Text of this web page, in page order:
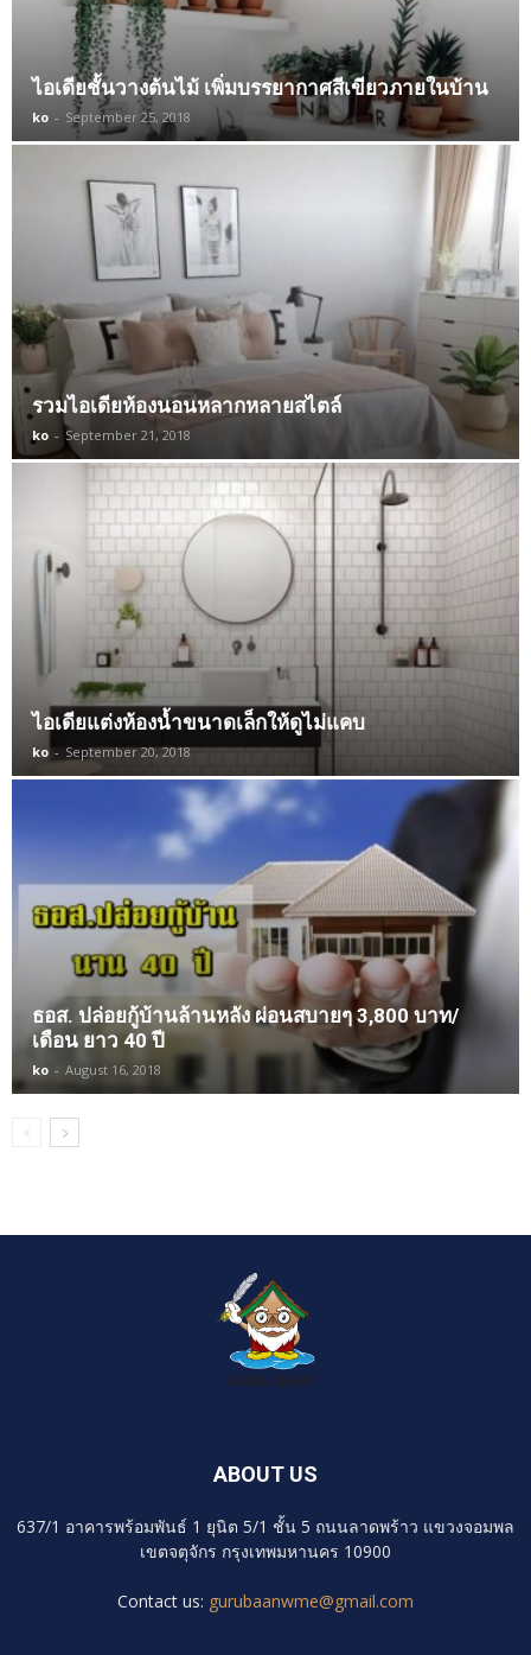
ไอเดียชั้นวางต้นไม้ เพิ่มบรรยากาศสีเขียวภายในบ้าน
ko - September 25, 2018
รวมไอเดียห้องนอนหลากหลายสไตล์
ko - September 21, 2018
ไอเดียแต่งห้องน้ำขนาดเล็กให้ดูไม่แคบ
ko - September 20, 2018
ธอส. ปล่อยกู้บ้านล้านหลัง ผ่อนสบายๆ 3,800 บาท/
เดือน ยาว 40 ปี
ko - August 16, 2018
ABOUT US
637/1 อาคารพร้อมพันธ์ 1 ยุนิต 5/1 ชั้น 5 ถนนลาดพร้าว แขวงจอมพล
เขตจตุจักร กรุงเทพมหานคร 10900
Contact us: gurubaanwme@gmail.com